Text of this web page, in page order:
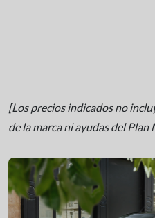
[Los precios indicados no
de la marca ni ayudas del Plan